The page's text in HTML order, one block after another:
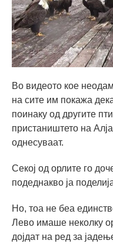
Во видеото кое
на сите им покажа
поинаку од другите
пристаништето на
однесуваат.
Секој од орлите го
подеднакво ја
Но, тоа не беа
Лево имаше неколку
дојдат на ред за